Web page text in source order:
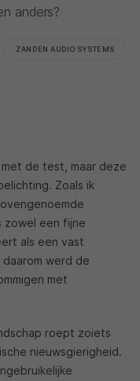
anders?
ZANDEN AUDIO SYSTEMS
de test, maar deze
Zoals ik
zowel een fijne
als een vast
werd de
met
roept zoiets
nieuwsgierigheid.